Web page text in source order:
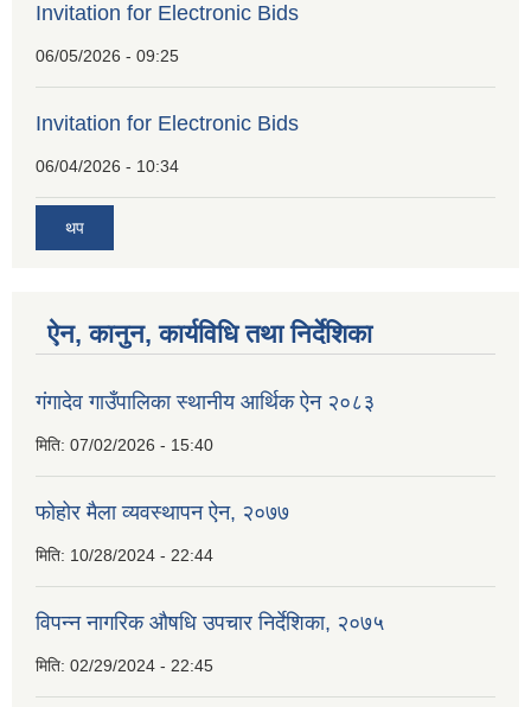
Invitation for Electronic Bids
06/05/2026 - 09:25
Invitation for Electronic Bids
06/04/2026 - 10:34
थप
ऐन, कानुन, कार्यविधि तथा निर्देशिका
गंगादेव गाउँपालिका स्थानीय आर्थिक ऐन २०८३
मिति: 07/02/2026 - 15:40
फोहोर मैला व्यवस्थापन ऐन, २०७७
मिति: 10/28/2024 - 22:44
विपन्न नागरिक औषधि उपचार निर्देशिका, २०७५
मिति: 02/29/2024 - 22:45